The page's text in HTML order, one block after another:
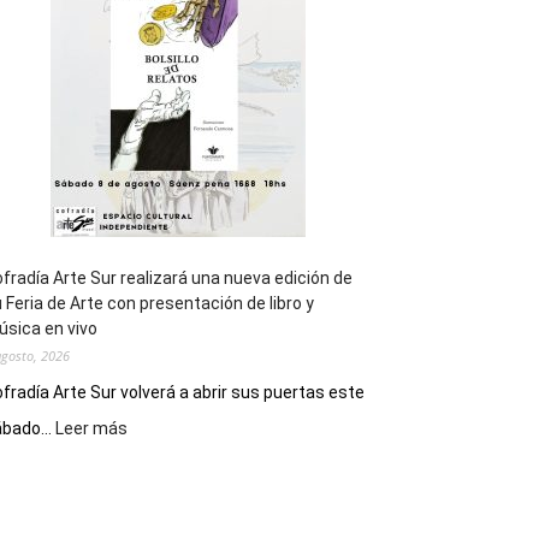
los
Juegos
Epade
2027
Arte Sur realizará una nueva edición de
Feria de Arte con presentación de libro y
en vivo
2026
Arte Sur volverá a abrir sus puertas este
Leer más